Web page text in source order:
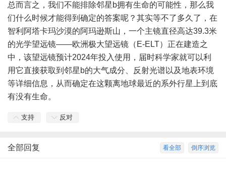
总而言之，我们不能排除邻星b拥有生命的可能性，那么我
们什么时候才能得到确定的答案呢？其实等不了多久了，在
智利阿塔卡玛沙漠的阿玛逊斯山，一个主镜直径高达39.3米
的光学望远镜——欧洲极大望远镜（E-ELT）正在建造之
中，该望远镜预计2024年投入使用，届时科学家就可以利
用它直接获取到邻星b的大气成分、反射光谱以及地表环境
等详细信息，从而确定在这颗离地球最近的系外行星上到底
有没有生命。
支持 反对
倒序浏览
看全部
全部回复